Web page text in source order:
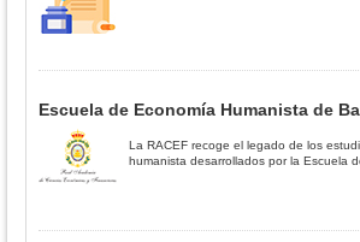
Escuela de Economía Humanista de
La RACEF recoge el legado de los
humanista desarrollados por la Escuela